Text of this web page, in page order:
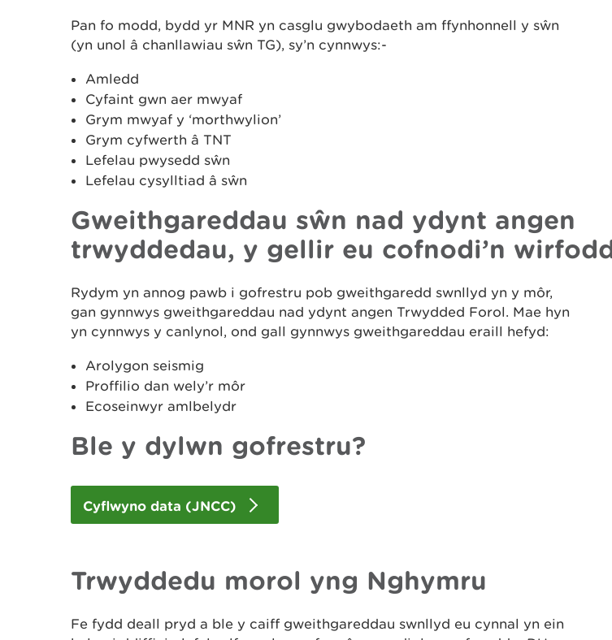
Pan fo modd, bydd yr MNR yn casglu gwybodaeth am ffynhonnell y sŵn
(yn unol â chanllawiau sŵn TG), sy’n cynnwys:-
Amledd
Cyfaint gwn aer mwyaf
Grym mwyaf y ‘morthwylion’
Grym cyfwerth â TNT
Lefelau pwysedd sŵn
Lefelau cysylltiad â sŵn
Gweithgareddau sŵn nad ydynt angen
trwyddedau, y gellir eu cofnodi’n
Rydym yn annog pawb i gofrestru pob gweithgaredd swnllyd yn y môr,
gan gynnwys gweithgareddau nad ydynt angen Trwydded Forol. Mae hyn
yn cynnwys y canlynol, ond gall gynnwys gweithgareddau eraill hefyd:
Arolygon seismig
Proffilio dan wely’r môr
Ecoseinwyr amlbelydr
Ble y dylwn gofrestru?
Cyflwyno data (JNCC)
Trwyddedu morol yng Nghymru
Fe fydd deall pryd a ble y caiff gweithgareddau swnllyd eu cynnal yn ein